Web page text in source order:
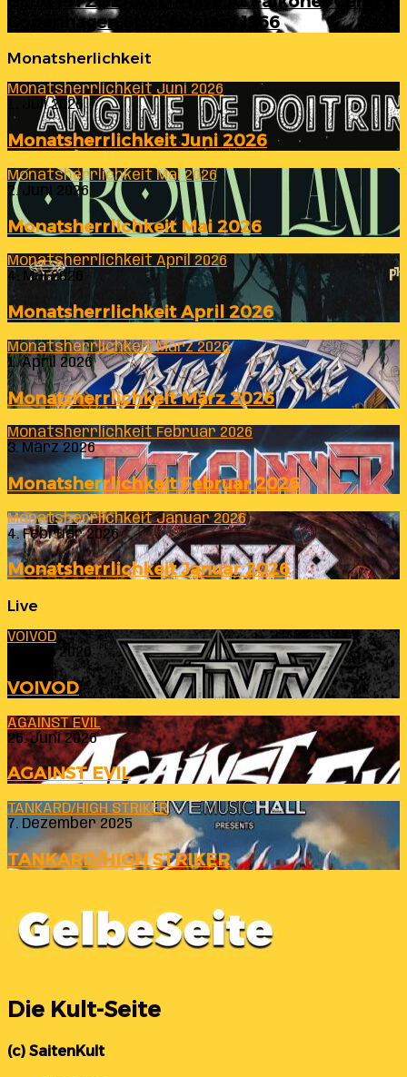
Copenhagen 6th February 1966
Monatsherlichkeit
Monatsherrlichkeit Juni 2026
1. Juli 2026
Monatsherrlichkeit Juni 2026
Monatsherrlichkeit Mai 2026
2. Juni 2026
Monatsherrlichkeit Mai 2026
Monatsherrlichkeit April 2026
4. Mai 2026
Monatsherrlichkeit April 2026
Monatsherrlichkeit März 2026
1. April 2026
Monatsherrlichkeit März 2026
Monatsherrlichkeit Februar 2026
3. März 2026
Monatsherrlichkeit Februar 2026
Monatsherrlichkeit Januar 2026
4. Februar 2026
Monatsherrlichkeit Januar 2026
Live
VOIVOD
23. Juli 2026
VOIVOD
AGAINST EVIL
26. Juni 2026
AGAINST EVIL
TANKARD/HIGH STRIKER
7. Dezember 2025
TANKARD/HIGH STRIKER
Die Kult-Seite
(c) SaitenKult